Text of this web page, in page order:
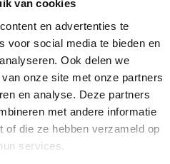
van cookies
en advertenties te
voor social media te bieden en
Ook delen we
onze site met onze partners
en analyse. Deze partners
met andere informatie
of die ze hebben verzameld op
services.